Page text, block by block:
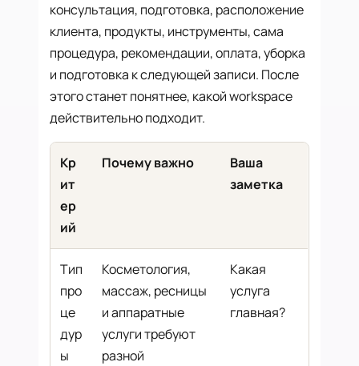
консультация, подготовка, расположение
клиента, продукты, инструменты, сама
процедура, рекомендации, оплата, уборка
и подготовка к следующей записи. После
этого станет понятнее, какой workspace
действительно подходит.
Кр
ит
ер
ий
Почему важно
Ваша
заметка
Тип
про
це
дур
ы
Косметология,
массаж, ресницы
и аппаратные
услуги требуют
разной
Какая
услуга
главная?